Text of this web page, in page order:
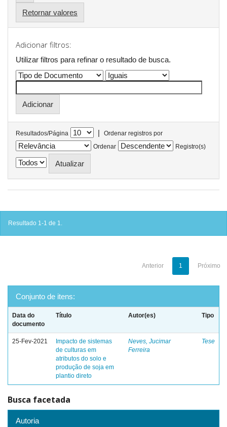
Retornar valores
Adicionar filtros:
Utilizar filtros para refinar o resultado de busca.
Resultados/Página |
Ordenar registros por
Ordenar
Registro(s)
Resultado 1-1 de 1.
Anterior 1 Próximo
Conjunto de itens:
Data do
documento
Título Autor(es) Tipo
25-Fev-2021
Impacto de sistemas
de culturas em
atributos do solo e
produção de soja em
plantio direto
Neves, Jucimar
Ferreira
Tese
Busca facetada
Autoria